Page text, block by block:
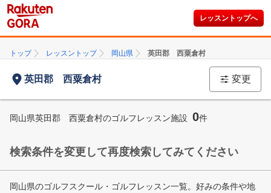
レッスントップへ
トップ レッスントップ 岡山県 英田郡 西粟倉村
英田郡 西粟倉村 変更
岡山県英田郡 西粟倉村のゴルフレッスン施設 0件
検索条件を変更して再度検索してみてください
岡山県のゴルフスクール・ゴルフレッスン一覧。好みの条件や地